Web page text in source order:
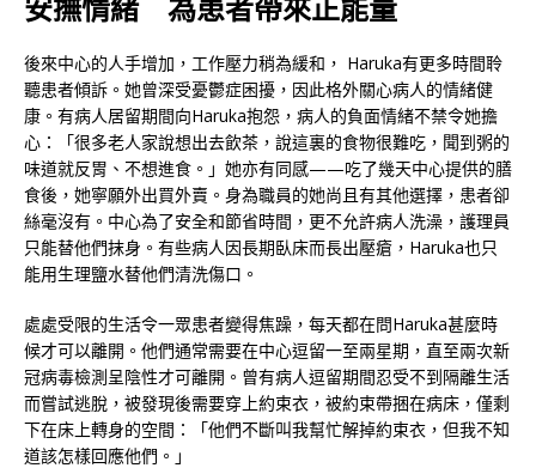
安撫情緒 為患者帶來正能量
後來中心的人手增加，工作壓力稍為緩和， Haruka有更多時間聆
聽患者傾訴。她曾深受憂鬱症困擾，因此格外關心病人的情緒健
康。有病人居留期間向Haruka抱怨，病人的負面情緒不禁令她擔
心：「很多老人家說想出去飲茶，說這裏的食物很難吃，聞到粥的
味道就反胃、不想進食。」她亦有同感——吃了幾天中心提供的膳
食後，她寧願外出買外賣。身為職員的她尚且有其他選擇，患者卻
絲毫沒有。中心為了安全和節省時間，更不允許病人洗澡，護理員
只能替他們抹身。有些病人因長期臥床而長出壓瘡，Haruka也只
能用生理鹽水替他們清洗傷口。
處處受限的生活令一眾患者變得焦躁，每天都在問Haruka甚麼時
候才可以離開。他們通常需要在中心逗留一至兩星期，直至兩次新
冠病毒檢測呈陰性才可離開。曾有病人逗留期間忍受不到隔離生活
而嘗試逃脫，被發現後需要穿上約束衣，被約束帶捆在病床，僅剩
下在床上轉身的空間：「他們不斷叫我幫忙解掉約束衣，但我不知
道該怎樣回應他們。」